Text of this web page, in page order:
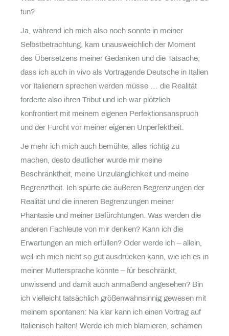
tun?
Ja, während ich mich also noch sonnte in meiner
Selbstbetrachtung, kam unausweichlich der Moment
des Übersetzens meiner Gedanken und die Tatsache,
dass ich auch in vivo als Vortragende Deutsche in Italien
vor Italienern sprechen werden müsse … die Realität
forderte also ihren Tribut und ich war plötzlich
konfrontiert mit meinem eigenen Perfektionsanspruch
und der Furcht vor meiner eigenen Unperfektheit.
Je mehr ich mich auch bemühte, alles richtig zu
machen, desto deutlicher wurde mir meine
Beschränktheit, meine Unzulänglichkeit und meine
Begrenztheit. Ich spürte die äußeren Begrenzungen der
Realität und die inneren Begrenzungen meiner
Phantasie und meiner Befürchtungen. Was werden die
anderen Fachleute von mir denken? Kann ich die
Erwartungen an mich erfüllen? Oder werde ich – allein,
weil ich mich nicht so gut ausdrücken kann, wie ich es in
meiner Muttersprache könnte – für beschränkt,
unwissend und damit auch anmaßend angesehen? Bin
ich vielleicht tatsächlich größenwahnsinnig gewesen mit
meinem spontanen: Na klar kann ich einen Vortrag auf
Italienisch halten! Werde ich mich blamieren, schämen